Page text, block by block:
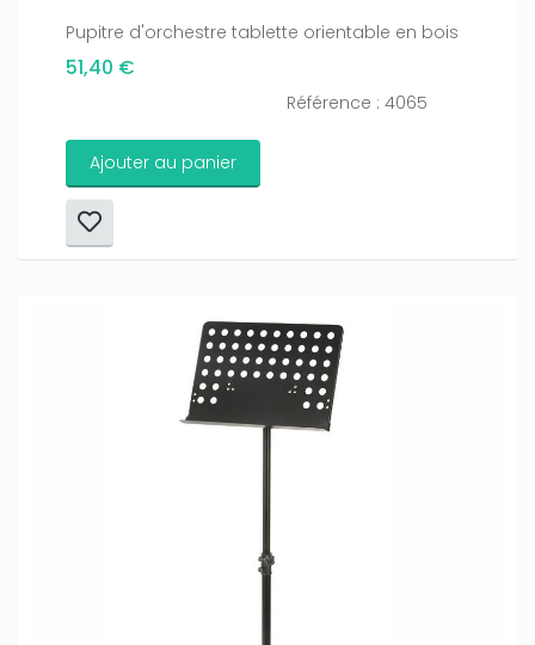
Pupitre d'orchestre tablette orientable en bois
51,40 €
Référence : 4065
Ajouter au panier